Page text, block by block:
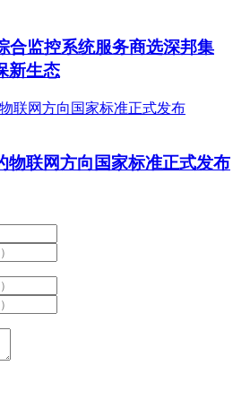
合监控系统服务商选深邦集
新生态
物联网方向国家标准正式发布